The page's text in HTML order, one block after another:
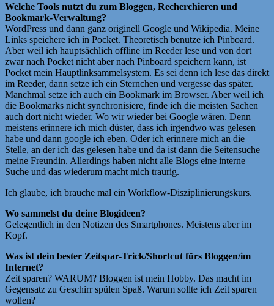
Welche Tools nutzt du zum Bloggen, Recherchieren und
Bookmark-Verwaltung?
WordPress und dann ganz originell Google und Wikipedia. Meine
Links speichere ich in Pocket. Theoretisch benutze ich Pinboard.
Aber weil ich hauptsächlich offline im Reeder lese und von dort
zwar nach Pocket nicht aber nach Pinboard speichern kann, ist
Pocket mein Hauptlinksammelsystem. Es sei denn ich lese das direkt
im Reeder, dann setze ich ein Sternchen und vergesse das später.
Manchmal setze ich auch ein Bookmark im Browser. Aber weil ich
die Bookmarks nicht synchronisiere, finde ich die meisten Sachen
auch dort nicht wieder. Wo wir wieder bei Google wären. Denn
meistens erinnere ich mich düster, dass ich irgendwo was gelesen
habe und dann google ich eben. Oder ich erinnere mich an die
Stelle, an der ich das gelesen habe und da ist dann die Seitensuche
meine Freundin. Allerdings haben nicht alle Blogs eine interne
Suche und das wiederum macht mich traurig.
Ich glaube, ich brauche mal ein Workflow-Disziplinierungskurs.
Wo sammelst du deine Blogideen?
Gelegentlich in den Notizen des Smartphones. Meistens aber im
Kopf.
Was ist dein bester Zeitspar-Trick/Shortcut fürs Bloggen/im
Internet?
Zeit sparen? WARUM? Bloggen ist mein Hobby. Das macht im
Gegensatz zu Geschirr spülen Spaß. Warum sollte ich Zeit sparen
wollen?